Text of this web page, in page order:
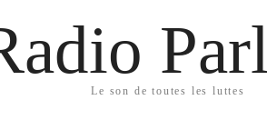
Le son de toutes les luttes